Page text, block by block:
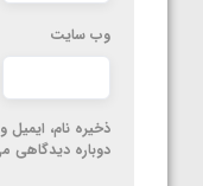
وب‌ سایت
ذخیره نام،
دوباره دیدگاهی